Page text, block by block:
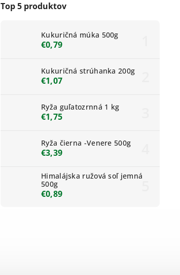
Top 5 produktov
Kukuričná múka 500g
€0,79
Kukuričná strúhanka 200g
€1,07
Ryža guľatozrnná 1 kg
€1,75
Ryža čierna -Venere 500g
€3,39
Himalájska ružová soľ jemná
500g
€0,89